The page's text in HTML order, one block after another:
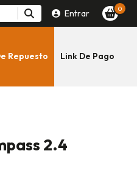
Entrar 0
Repuesto Link De Pago
2.4